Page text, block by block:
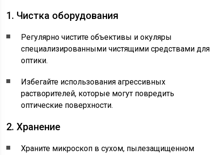
1. Чистка оборудования
Регулярно чистите объективы и окуляры
специализированными чистящими средствами для
оптики.
Избегайте использования агрессивных
растворителей, которые могут повредить
оптические поверхности.
2. Хранение
Храните микроскоп в сухом, пылезащищенном